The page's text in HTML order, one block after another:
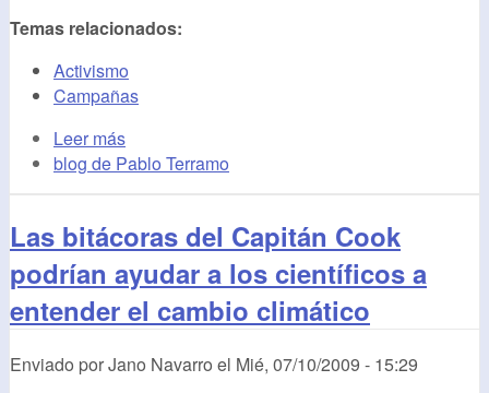
Temas relacionados:
Activismo
Campañas
Leer más
blog de Pablo Terramo
Las bitácoras del Capitán Cook
podrían ayudar a los científicos a
entender el cambio climático
Enviado porJano Navarro el Mié, 07/10/2009 - 15:29